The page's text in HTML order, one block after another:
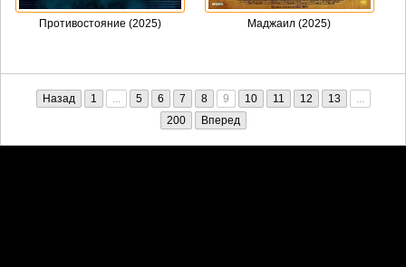
Противостояние (2025) Маджаил (2025)
Назад 1 ... 5 6 7 8 9 10 11 12 13
...
200
Вперед